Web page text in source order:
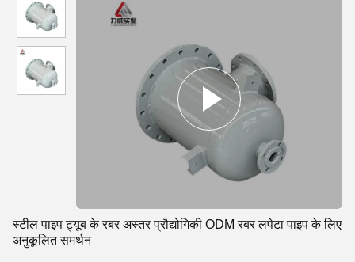
स्टील पाइप ट्यूब के रबर अस्तर प्रौद्योगिकी ODM रबर लपेटा पाइप के लिए
अनुकूलित समर्थन